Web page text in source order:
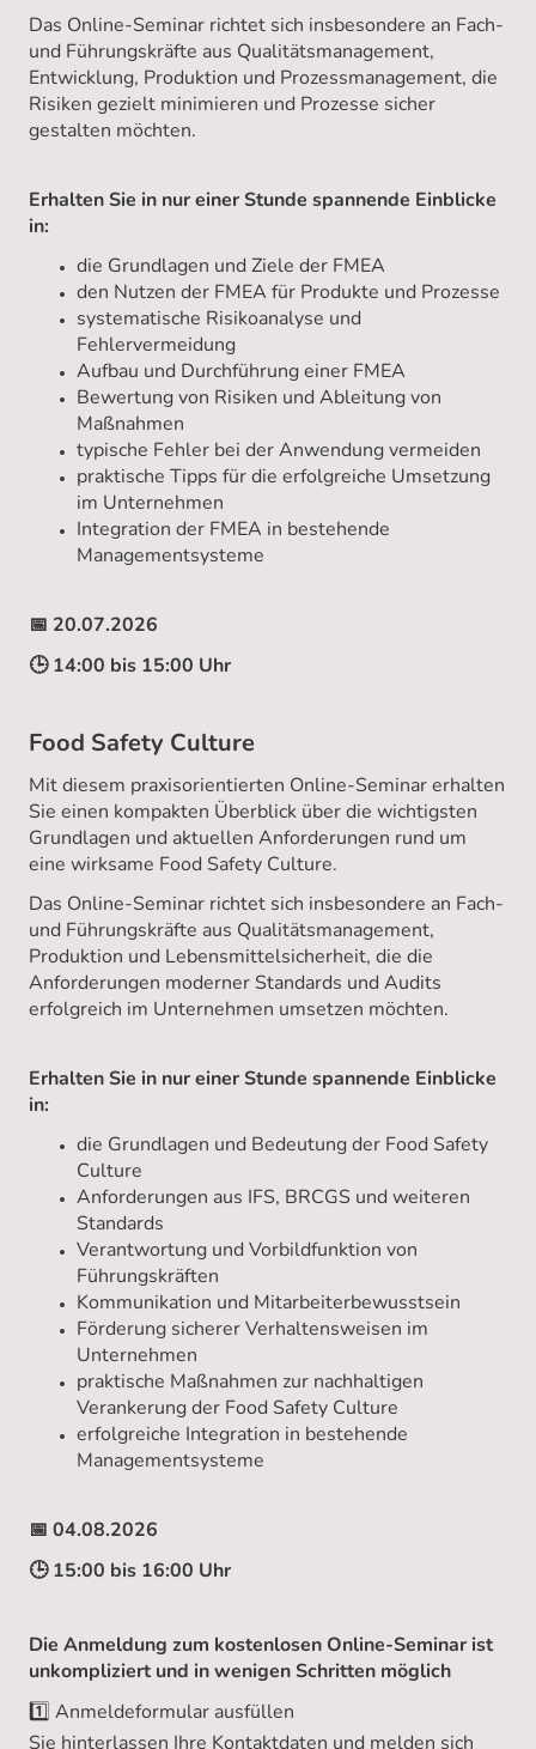
Das Online-Seminar richtet sich insbesondere an Fach-
und Führungskräfte aus Qualitätsmanagement,
Entwicklung, Produktion und Prozessmanagement, die
Risiken gezielt minimieren und Prozesse sicher
gestalten möchten.
Erhalten Sie in nur einer Stunde spannende Einblicke
in:
die Grundlagen und Ziele der FMEA
den Nutzen der FMEA für Produkte und Prozesse
systematische Risikoanalyse und
Fehlervermeidung
Aufbau und Durchführung einer FMEA
Bewertung von Risiken und Ableitung von
Maßnahmen
typische Fehler bei der Anwendung vermeiden
praktische Tipps für die erfolgreiche Umsetzung
im Unternehmen
Integration der FMEA in bestehende
Managementsysteme
📅 20.07.2026
🕒 14:00 bis 15:00 Uhr
Food Safety Culture
Mit diesem praxisorientierten Online-Seminar erhalten
Sie einen kompakten Überblick über die wichtigsten
Grundlagen und aktuellen Anforderungen rund um
eine wirksame Food Safety Culture.
Das Online-Seminar richtet sich insbesondere an Fach-
und Führungskräfte aus Qualitätsmanagement,
Produktion und Lebensmittelsicherheit, die die
Anforderungen moderner Standards und Audits
erfolgreich im Unternehmen umsetzen möchten.
Erhalten Sie in nur einer Stunde spannende Einblicke
in:
die Grundlagen und Bedeutung der Food Safety
Culture
Anforderungen aus IFS, BRCGS und weiteren
Standards
Verantwortung und Vorbildfunktion von
Führungskräften
Kommunikation und Mitarbeiterbewusstsein
Förderung sicherer Verhaltensweisen im
Unternehmen
praktische Maßnahmen zur nachhaltigen
Verankerung der Food Safety Culture
erfolgreiche Integration in bestehende
Managementsysteme
📅 04.08.2026
🕒 15:00 bis 16:00 Uhr
Die Anmeldung zum kostenlosen Online-Seminar ist
unkompliziert und in wenigen Schritten möglich
1️⃣ Anmeldeformular ausfüllen
Sie hinterlassen Ihre Kontaktdaten und melden sich